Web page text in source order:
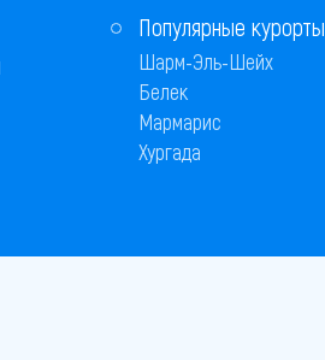
Популярные курорты
Шарм-Эль-Шейх
Белек
Мармарис
Хургада